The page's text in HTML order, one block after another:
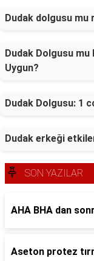
Dudak dolgusu mu
Dudak Dolgusu mu
Uygun?
Dudak Dolgusu: 1
Dudak erkeği
SON YAZILAR
AHA BHA dan
Aseton protez